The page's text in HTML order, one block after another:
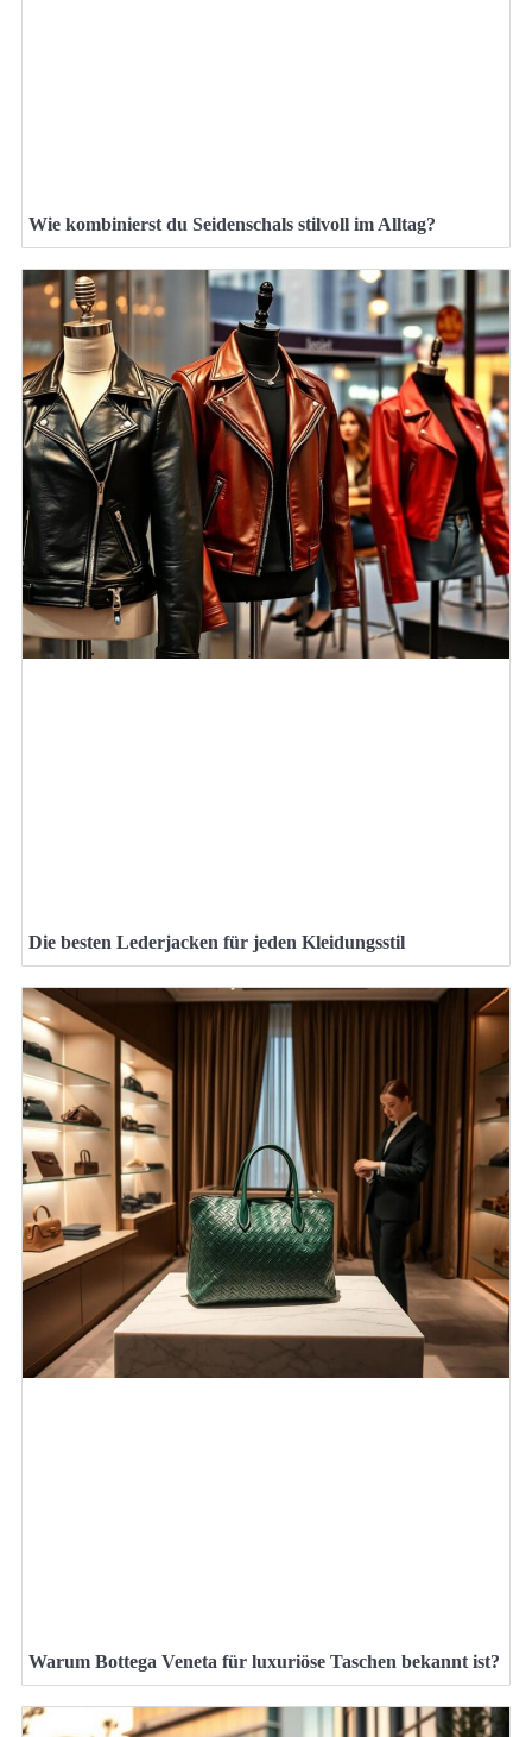
Wie kombinierst du Seidenschals stilvoll im Alltag?
Die besten Lederjacken für jeden Kleidungsstil
Warum Bottega Veneta für luxuriöse Taschen bekannt ist?